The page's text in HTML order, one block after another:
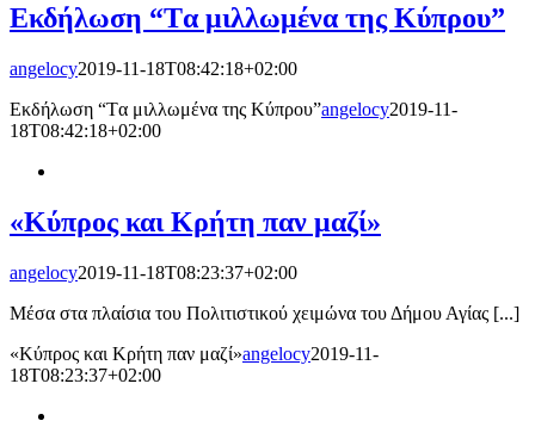
Εκδήλωση “Tα μιλλωμένα της Κύπρου”
angelocy2019-11-18T08:42:18+02:00
Εκδήλωση “Tα μιλλωμένα της Κύπρου”angelocy2019-11-
18T08:42:18+02:00
«Κύπρος και Κρήτη παν μαζί»
angelocy2019-11-18T08:23:37+02:00
Μέσα στα πλαίσια του Πολιτιστικού χειμώνα του Δήμου Αγίας [...]
«Κύπρος και Κρήτη παν μαζί»angelocy2019-11-
18T08:23:37+02:00